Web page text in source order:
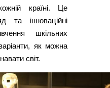
країні. Це
та інноваційні
шкільних
як можна
світ.